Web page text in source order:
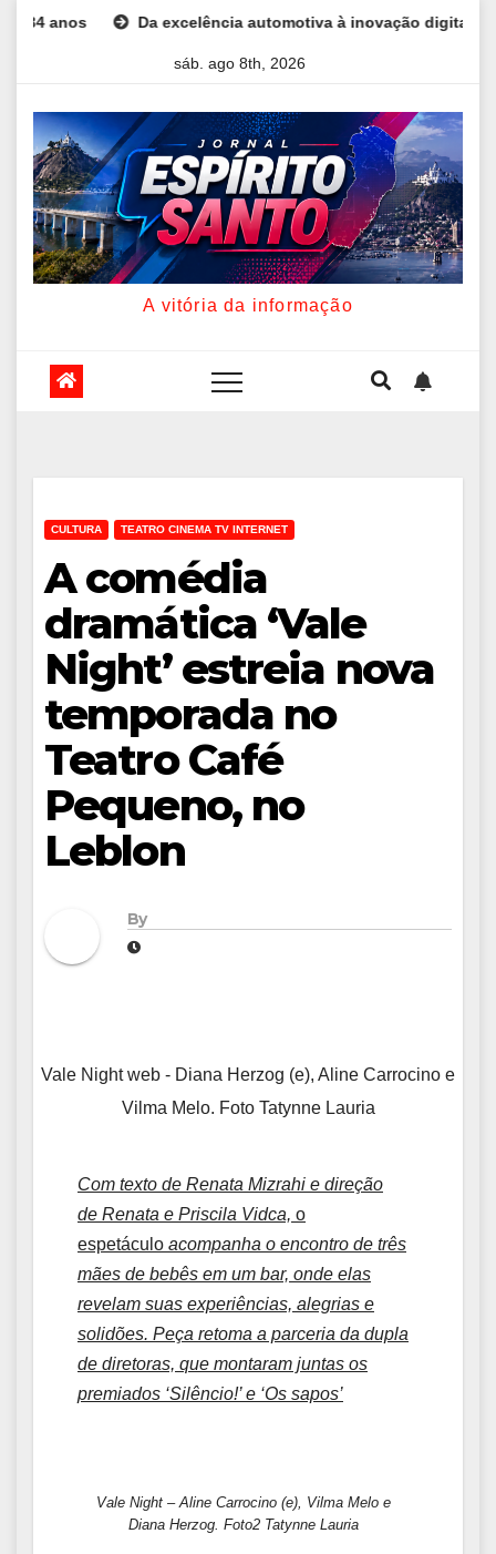
Skip automotiva à inovação digital: a trajetória internacional da
sáb. ago 8th, 2026
A vitória da informação
CULTURA TEATRO CINEMA TV INTERNET
A comédia
dramática ‘Vale
Night’ estreia nova
temporada no
Teatro Café
Pequeno, no
Leblon
By
Vale Night web - Diana Herzog (e), Aline Carrocino e
Vilma Melo. Foto Tatynne Lauria
Com texto de Renata Mizrahi e direção
de Renata e Priscila Vidca, o
espetáculo acompanha o encontro de três
mães de bebês em um bar, onde elas
revelam suas experiências, alegrias e
solidões. Peça retoma a parceria da dupla
de diretoras, que montaram juntas os
premiados ‘Silêncio!’ e ‘Os sapos’
Vale Night – Aline Carrocino (e), Vilma Melo e
Diana Herzog. Foto2 Tatynne Lauria